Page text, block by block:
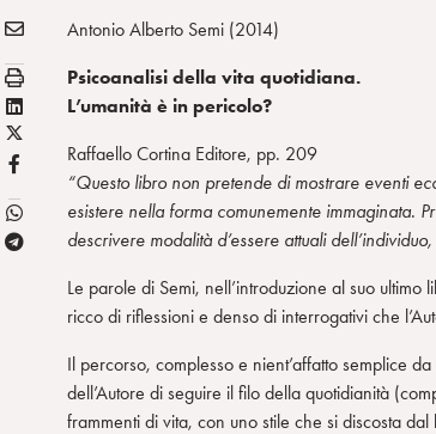
Condividi:
E
A
I
L
S
t
a
m
a
L
i
n
e
d
X
/
w
i
F
T
Antonio Alberto Semi (2014)
Psicoanalisi della vita quotidiana.
L’umanità è in pericolo?
Raffaello Cortina Editore, pp. 209
“Questo libro non pretende di mostrare eventi
esistere nella forma comunemente immaginata.
descrivere modalità d’essere attuali
Le parole di Semi, nell’introduzione al suo
ricco di riflessioni e denso di interrogativi che
Il percorso, complesso e nient’affatto semplice
dell’Autore di seguire il filo della quotidianità
frammenti di vita, con uno stile che si discosta